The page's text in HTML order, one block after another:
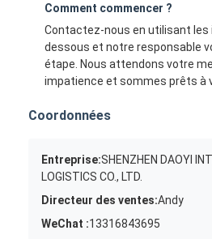
Comment commencer ?
Contactez-nous en utilisant
dessous et notre responsable
étape. Nous attendons votre
impatience et sommes prêts à
Coordonnées
Entreprise:SHENZHEN DAOYI
LOGISTICS CO., LTD.
Directeur des ventes:Andy
WeChat :13316843695